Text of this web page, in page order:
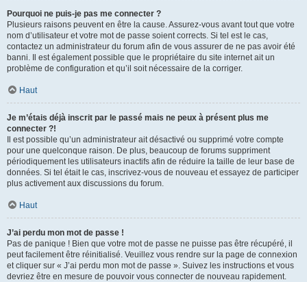
Pourquoi ne puis-je pas me connecter ?
Plusieurs raisons peuvent en être la cause. Assurez-vous avant tout que votre
nom d’utilisateur et votre mot de passe soient corrects. Si tel est le cas,
contactez un administrateur du forum afin de vous assurer de ne pas avoir été
banni. Il est également possible que le propriétaire du site internet ait un
problème de configuration et qu’il soit nécessaire de la corriger.
Haut
Je m’étais déjà inscrit par le passé mais ne peux à présent plus me
connecter ?!
Il est possible qu’un administrateur ait désactivé ou supprimé votre compte
pour une quelconque raison. De plus, beaucoup de forums suppriment
périodiquement les utilisateurs inactifs afin de réduire la taille de leur base de
données. Si tel était le cas, inscrivez-vous de nouveau et essayez de participer
plus activement aux discussions du forum.
Haut
J’ai perdu mon mot de passe !
Pas de panique ! Bien que votre mot de passe ne puisse pas être récupéré, il
peut facilement être réinitialisé. Veuillez vous rendre sur la page de connexion
et cliquer sur « J’ai perdu mon mot de passe ». Suivez les instructions et vous
devriez être en mesure de pouvoir vous connecter de nouveau rapidement.